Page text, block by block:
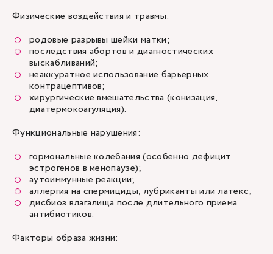
Физические воздействия и травмы:
родовые разрывы шейки матки;
последствия абортов и диагностических
выскабливаний;
неаккуратное использование барьерных
контрацептивов;
хирургические вмешательства (конизация,
диатермокоагуляция).
Функциональные нарушения:
гормональные колебания (особенно дефицит
эстрогенов в менопаузе);
аутоиммунные реакции;
аллергия на спермициды, лубриканты или латекс;
дисбиоз влагалища после длительного приема
антибиотиков.
Факторы образа жизни: